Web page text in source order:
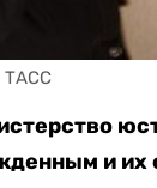
ТАСС
и их